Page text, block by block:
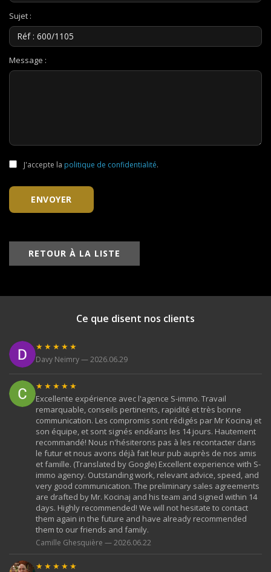
Sujet :
Message :
J'accepte la politique de confidentialité.
ENVOYER
RETOUR À LA LISTE
Ce que disent nos clients
★★★★★
Davy Neimry — 2026.06.29
★★★★★
Excellente expérience avec l'agence S-immo. Travail
remarquable, conseils pertinents, rapidité et très bonne
communication. Les compromis sont rédigés par Mr Kocinaj et
son équipe, et sont signés endéans les 14 jours. Hautement
recommandé! Nous n'hésiterons pas à les recontacter dans
le futur et nous avons déjà fait leur pub auprès de nos amis
et famille. (Translated by Google) Excellent experience with S-
immo agency. Outstanding work, relevant advice, speed, and
very good communication. The preliminary sales agreements
are drafted by Mr. Kocinaj and his team and signed within 14
days. Highly recommended! We will not hesitate to contact
them again in the future and have already recommended
them to our friends and family.
Camille Ghesquière — 2026.06.22
★★★★★